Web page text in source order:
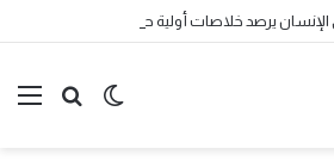
بحث
الوضع